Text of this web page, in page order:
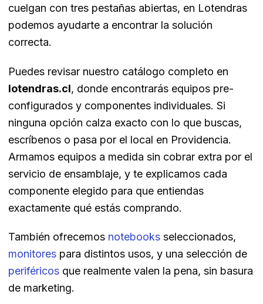
cuelgan con tres pestañas abiertas, en Lotendras
podemos ayudarte a encontrar la solución
correcta.
Puedes revisar nuestro catálogo completo en
lotendras.cl, donde encontrarás equipos pre-
configurados y componentes individuales. Si
ninguna opción calza exacto con lo que buscas,
escríbenos o pasa por el local en Providencia.
Armamos equipos a medida sin cobrar extra por el
servicio de ensamblaje, y te explicamos cada
componente elegido para que entiendas
exactamente qué estás comprando.
También ofrecemos notebooksseleccionados,
monitorespara distintos usos, y una selección de
periféricosque realmente valen la pena, sin basura
de marketing.